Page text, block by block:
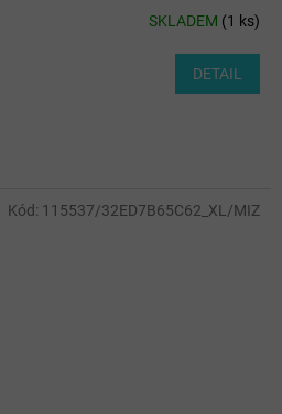
SKLADEM (1 ks)
DETAIL
Kód: 115537/32ED7B65C62_XL/MIZ